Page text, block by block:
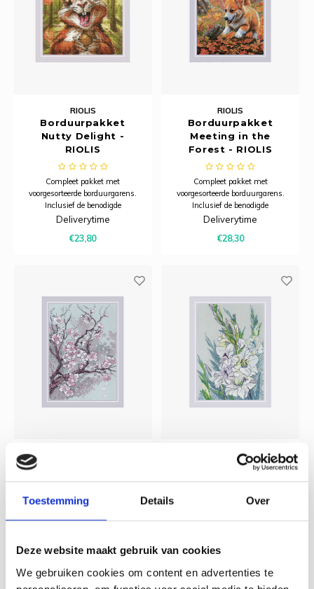
Toestemming Details Over
Deze website maakt gebruik van cookies
We gebruiken cookies om content en advertenties te
RIOLIS
Borduurpakket
Nutty Delight -
RIOLIS
Compleet pakket met
voorgesorteerde borduurgarens.
Inclusief de benodigde
borduurstof, garens, patroon,
Deliverytime
€23,80
RIOLIS
Borduurpakket
Meeting in the
Forest - RIOLIS
Compleet pakket met
voorgesorteerde borduurgarens.
Inclusief de benodigde
borduurstof, garens, patroon,
Deliverytime
€28,30
Borduurpakket Plum
Blossom - RIOLIS
Inclusief de benodigde
naald en beschrijving.
RIOLIS
Borduurpakket
White Gladioli -
Inclusief de benodigde
naald en beschrijving.